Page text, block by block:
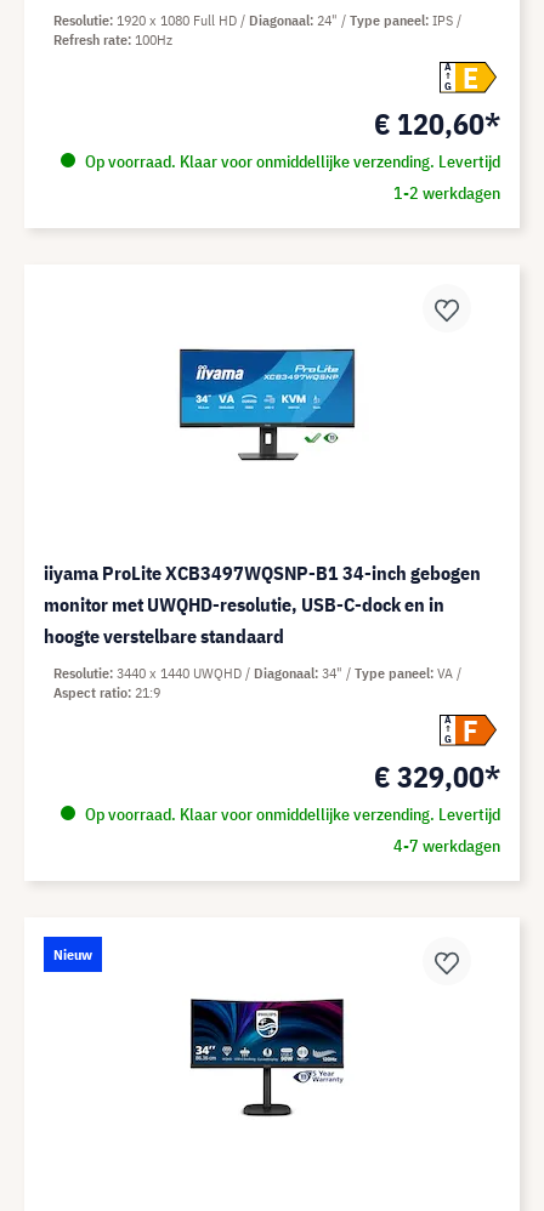
A
G
E
€ 120,60*
Op voorraad. Klaar voor onmiddellijke verzending. Levertijd
1-2 werkdagen
Resolutie 1920 x 1080 Full HD Diagonaal 24" Type paneel IPS
Refresh rate 100Hz
iiyama ProLite XCB3497WQSNP-B1 34-inch gebogen
monitor met UWQHD-resolutie, USB-C-dock en in
hoogte verstelbare standaard
A
G
F
€ 329,00*
Op voorraad. Klaar voor onmiddellijke verzending. Levertijd
4-7 werkdagen
Resolutie 3440 x 1440 UWQHD Diagonaal 34" Type paneel VA
Aspect ratio 21:9
Nieuw